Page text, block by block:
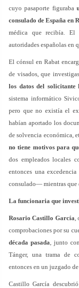
cuyo pasaporte figuraba
consulado de España en
médica que recibía.
autoridades españolas en
El cónsul en Rabat
de visados, que
los datos del solicitante
sistema informático
pero que no existía el
habían aportado los
de solvencia económica,
no tiene motivos para
dos empleados locales
entonces una
consulado— mientras que
La funcionaria que
Rosario Castillo García,
comprobaciones por su
década pasada, junto
Tánger, una trama de
entonces en un juzgado
Castillo García